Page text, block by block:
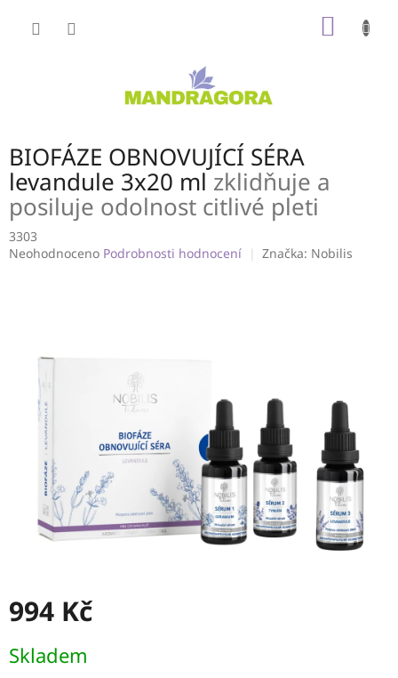
BIOFÁZE OBNOVUJÍCÍ SÉRA
levandule 3x20 ml zklidňuje a
posiluje odolnost citlivé pleti
3303
Průměrné
Neohodnoceno Podrobnosti hodnocení Značka: Nobilis
994 Kč
cena:
Skladem